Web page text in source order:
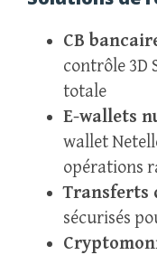
CB
contrôle 3D
totale
E-wallets
wallet
opérations
Transferts
sécurisés